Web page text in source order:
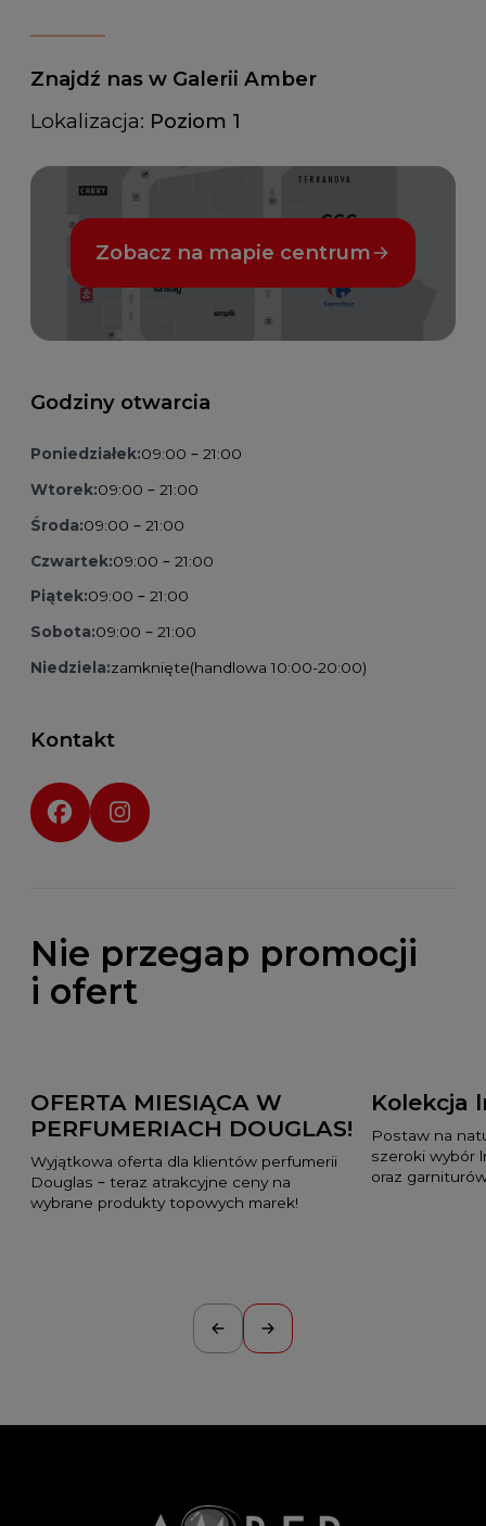
Znajdź nas w Galerii Amber
Lokalizacja: Poziom 1
Zobacz na mapie centrum
Godziny otwarcia
Poniedziałek:09:00 – 21:00
Wtorek:09:00 – 21:00
Środa:09:00 – 21:00
Czwartek:09:00 – 21:00
Piątek:09:00 – 21:00
Sobota:09:00 – 21:00
Niedziela:zamknięte(handlowa 10:00-20:00)
Kontakt
Social media:
Nie przegap promocji
i ofert
OFERTA MIESIĄCA W
PERFUMERIACH DOUGLAS!
Wyjątkowa oferta dla klientów perfumerii
Douglas – teraz atrakcyjne ceny na
wybrane produkty topowych marek!
Kolekcja
Postaw na
szeroki wybór
oraz